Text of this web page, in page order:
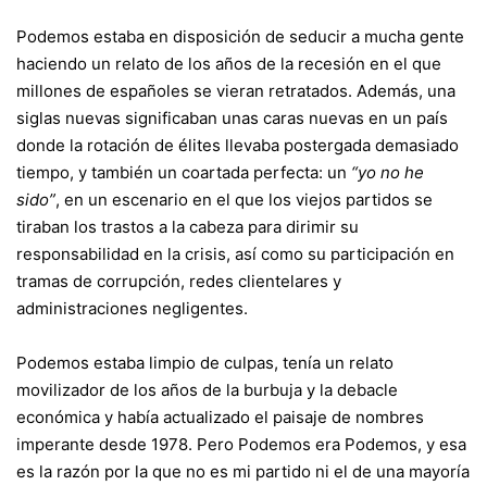
Podemos estaba en disposición de seducir a mucha gente
haciendo un relato de los años de la recesión en el que
millones de españoles se vieran retratados. Además, una
siglas nuevas significaban unas caras nuevas en un país
donde la rotación de élites llevaba postergada demasiado
tiempo, y también un coartada perfecta: un “yo no he
sido”, en un escenario en el que los viejos partidos se
tiraban los trastos a la cabeza para dirimir su
responsabilidad en la crisis, así como su participación en
tramas de corrupción, redes clientelares y
administraciones negligentes.
Podemos estaba limpio de culpas, tenía un relato
movilizador de los años de la burbuja y la debacle
económica y había actualizado el paisaje de nombres
imperante desde 1978. Pero Podemos era Podemos, y esa
es la razón por la que no es mi partido ni el de una mayoría